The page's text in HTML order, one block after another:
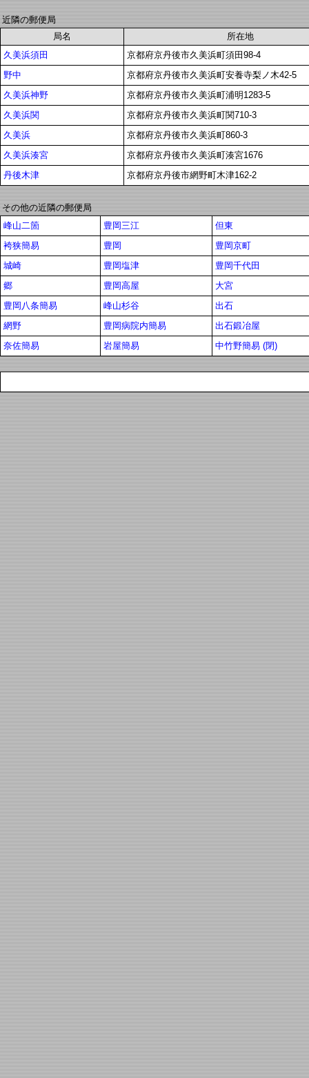
近隣の郵便局
局名
所在地
久美浜須田
京都府京丹後市久美浜町須田98-4
野中
京都府京丹後市久美浜町安養寺梨ノ木42-5
久美浜神野
京都府京丹後市久美浜町浦明1283-5
久美浜関
京都府京丹後市久美浜町関710-3
久美浜
京都府京丹後市久美浜町860-3
久美浜湊宮
京都府京丹後市久美浜町湊宮1676
丹後木津
京都府京丹後市網野町木津162-2
その他の近隣の郵便局
峰山二箇
豊岡三江
但東
袴狭簡易
豊岡
豊岡京町
城崎
豊岡塩津
豊岡千代田
郷
豊岡高屋
大宮
豊岡八条簡易
峰山杉谷
出石
網野
豊岡病院内簡易
出石鍛冶屋
奈佐簡易
岩屋簡易 中竹野簡易 (閉)